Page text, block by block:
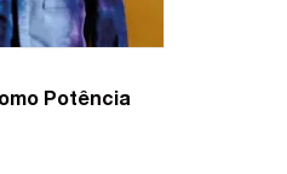
Potência